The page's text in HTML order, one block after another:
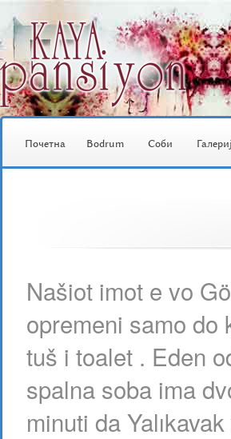
Почетна Bodrum Соби
Našiot imot e vo
opremeni samo do
tuš i toalet . Eden
spalna soba ima
minuti da